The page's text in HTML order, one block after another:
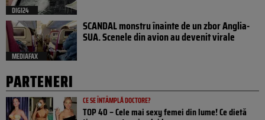
DIGI24
MEDIAFAX
SCANDAL monstru înainte de un zbor Anglia-
SUA. Scenele din avion au devenit virale
PARTENERI
CE SE ÎNTÂMPLĂ DOCTORE?
TOP 40 – Cele mai sexy femei din lume! Ce dietă